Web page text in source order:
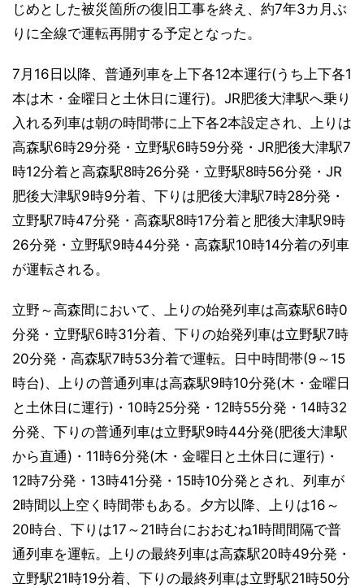
じめとした被災箇所の復旧工事を終え、約7年3カ月ぶ
りに全線で運転再開する予定となった。
7月16日以降、普通列車を上下各12本運行(うち上下各1
本は木・金曜日と土休日に運行)。JR肥後大津駅へ乗り
入れる列車は朝の時間帯に上下各2本設定され、上りは
高森駅6時29分発・立野駅6時59分発・JR肥後大津駅7
時12分着と高森駅8時26分発・立野駅8時56分発・JR
肥後大津駅9時9分着、下りは肥後大津駅7時28分発・
立野駅7時47分発・高森駅8時17分着と肥後大津駅9時
26分発・立野駅9時44分発・高森駅10時14分着の列車
が運転される。
立野～高森間において、上りの始発列車は高森駅6時0
分発・立野駅6時31分着、下りの始発列車は立野駅7時
20分発・高森駅7時53分着で運転。日中時間帯(9～15
時台)、上りの普通列車は高森駅9時10分発(木・金曜日
と土休日に運行)・10時25分発・12時55分発・14時32
分発、下りの普通列車は立野駅9時44分発(肥後大津駅
から直通)・11時6分発(木・金曜日と土休日に運行)・
12時7分発・13時41分発・15時10分発とされ、列車が
2時間以上空く時間帯もある。夕方以降、上りは16～
20時台、下りは17～21時台におおむね1時間間隔で普
通列車を運転。上りの最終列車は高森駅20時49分発・
立野駅21時19分着、下りの最終列車は立野駅21時50分